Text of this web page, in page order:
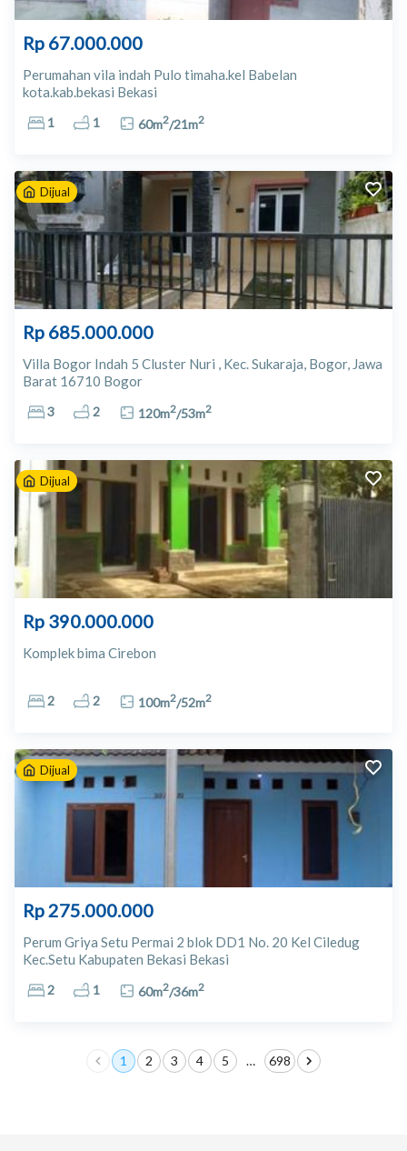
Rp 67.000.000
Perumahan vila indah Pulo timaha.kel Babelan
kota.kab.bekasi Bekasi
1 1 60m2/21m2
Dijual
Rp 685.000.000
Villa Bogor Indah 5 Cluster Nuri , Kec. Sukaraja, Bogor, Jawa
Barat 16710 Bogor
3 2 120m2/53m2
Dijual
Rp 390.000.000
Komplek bima Cirebon
2 2 100m2/52m2
Dijual
Rp 275.000.000
Perum Griya Setu Permai 2 blok DD1 No. 20 Kel Ciledug
Kec.Setu Kabupaten Bekasi Bekasi
2 1 60m2/36m2
1 2 3 4 5 … 698